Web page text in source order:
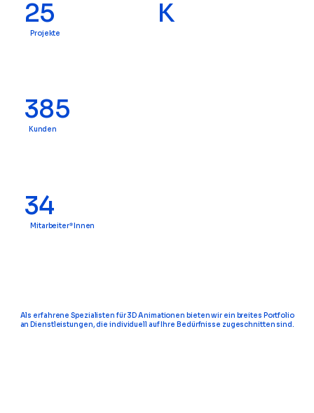
25 K
Projekte
385
Kunden
34
Mitarbeiter*Innen
Als erfahrene Spezialisten für 3D Animationen bieten wir ein breites Portfolio
an Dienstleistungen, die individuell auf Ihre Bedürfnisse zugeschnitten sind.